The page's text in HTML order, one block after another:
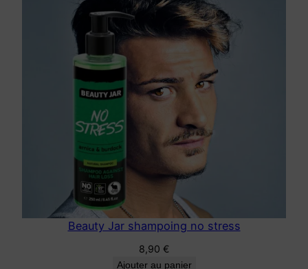
Beauty Jar shampoing no stress
8,90 €
Ajouter au panier